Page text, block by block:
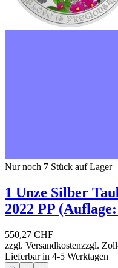
Nur noch 7 Stück auf Lager
1 Unze Silber
2022 PP
550,27 CHF
zzgl. Versandkostenzzgl.
Lieferbar in 4-5 Werktagen